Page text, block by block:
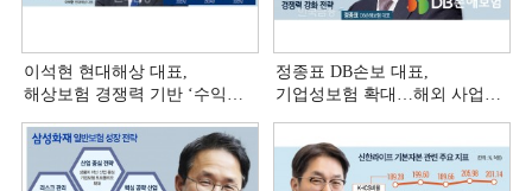
이석현 현대해상 대표,
해상보험 경쟁력 기반 ‘수익
(3)]
정종표 DB손보 대표,
기업성보험 확대…해외 사업